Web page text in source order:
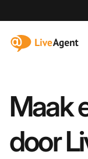
:site.title
Maak
door